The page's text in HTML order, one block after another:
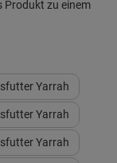
Produkt zu einem
Yarrah
Yarrah
Yarrah